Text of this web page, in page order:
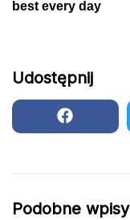
Udostępnij
Podobne wpisy